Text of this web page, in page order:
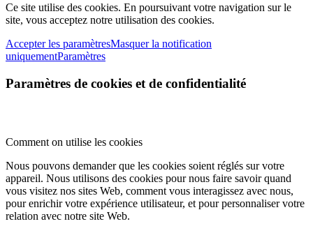
Ce site utilise des cookies. En poursuivant votre navigation sur le
site, vous acceptez notre utilisation des cookies.
Accepter les paramètresMasquer la notification
uniquementParamètres
Paramètres de cookies et de confidentialité
Comment on utilise les cookies
Nous pouvons demander que les cookies soient réglés sur votre
appareil. Nous utilisons des cookies pour nous faire savoir quand
vous visitez nos sites Web, comment vous interagissez avec nous,
pour enrichir votre expérience utilisateur, et pour personnaliser votre
relation avec notre site Web.